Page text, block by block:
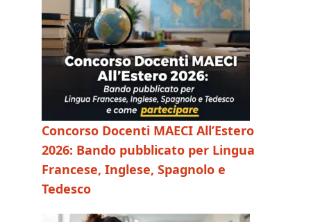
Concorso Docenti MAECI All’Estero
2026: Bando pubblicato per Lingua
Francese, Inglese, Spagnolo e
Tedesco